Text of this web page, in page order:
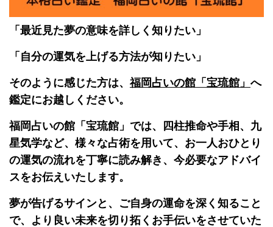
「最近見た夢の意味を詳しく知りたい」
「自分の運気を上げる方法が知りたい」
そのように感じた方は、 福岡占いの館「宝琉館」 へ
鑑定にお越しください。
福岡占いの館「宝琉館」では、四柱推命や手相、九
星気学など、様々な占術を用いて、お一人おひとり
の運気の流れを丁寧に読み解き、今必要なアドバイ
スをお伝えいたします。
夢が告げるサインと、ご自身の運命を深く知ること
で、より良い未来を切り拓くお手伝いをさせていた